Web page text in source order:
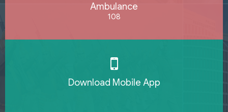
Ambulance
108
Download Mobile App